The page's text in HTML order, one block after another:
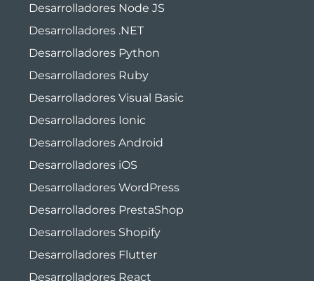
Desarrolladores Node JS
Desarrolladores .NET
Desarrolladores Python
Desarrolladores Ruby
Desarrolladores Visual Basic
Desarrolladores Ionic
Desarrolladores Android
Desarrolladores iOS
Desarrolladores WordPress
Desarrolladores PrestaShop
Desarrolladores Shopify
Desarrolladores Flutter
Desarrolladores React